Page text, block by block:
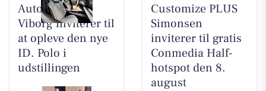
Autocentralen
Viborg inviterer til
at opleve den nye
ID. Polo i
udstillingen
Customize PLUS
Simonsen
inviterer til gratis
Conmedia Half-
hotspot den 8.
august